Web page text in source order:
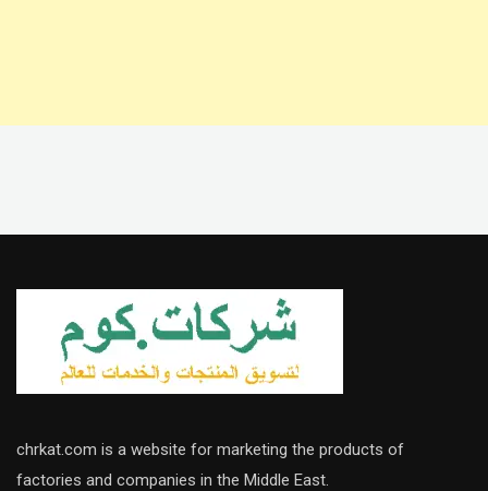
chrkat.com is a website for marketing the products of
factories and companies in the Middle East.